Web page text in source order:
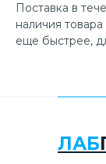
Поставка в
наличия
еще быстрее,
ЛАБ